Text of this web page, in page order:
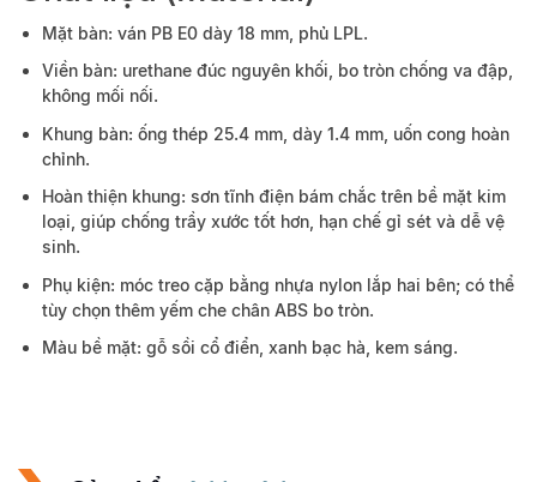
Mặt bàn: ván PB E0 dày 18 mm, phủ LPL.
Viền bàn: urethane đúc nguyên khối, bo tròn chống va đập,
không mối nối.
Khung bàn: ống thép 25.4 mm, dày 1.4 mm, uốn cong hoàn
chỉnh.
Hoàn thiện khung: sơn tĩnh điện bám chắc trên bề mặt kim
loại, giúp chống trầy xước tốt hơn, hạn chế gỉ sét và dễ vệ
sinh.
Phụ kiện: móc treo cặp bằng nhựa nylon lắp hai bên; có thể
tùy chọn thêm yếm che chân ABS bo tròn.
Màu bề mặt: gỗ sồi cổ điển, xanh bạc hà, kem sáng.